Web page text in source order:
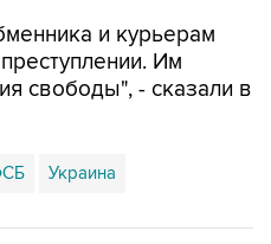
и курьерам
Им
свободы", - сказали в
Украина